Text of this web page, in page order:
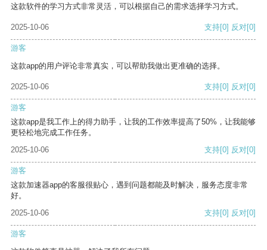
这款软件的学习方式非常灵活，可以根据自己的需求选择学习方式。
2025-10-06 支持[0] 反对[0]
游客
这款app的用户评论非常真实，可以帮助我做出更准确的选择。
2025-10-06 支持[0] 反对[0]
游客
这款app是我工作上的得力助手，让我的工作效率提高了50%，让我能够
更轻松地完成工作任务。
2025-10-06
支持[0] 反对[0]
游客
这款加速器app的客服很贴心，遇到问题都能及时解决，服务态度非常
好。
2025-10-06
支持[0] 反对[0]
游客